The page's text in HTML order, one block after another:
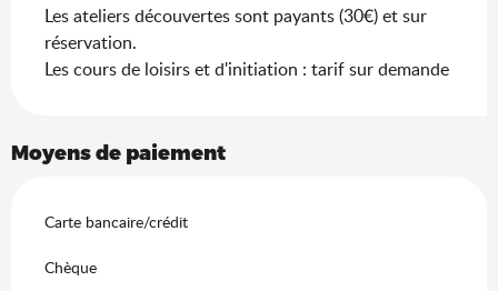
Les ateliers découvertes sont payants (30€) et sur
réservation.
Les cours de loisirs et d'initiation : tarif sur demande
Moyens de paiement
Carte bancaire/crédit
Chèque